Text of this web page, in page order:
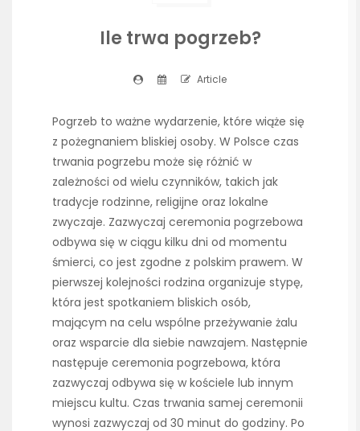
Ile trwa pogrzeb?
Article
Pogrzeb to ważne wydarzenie, które wiąże się
z pożegnaniem bliskiej osoby. W Polsce czas
trwania pogrzebu może się różnić w
zależności od wielu czynników, takich jak
tradycje rodzinne, religijne oraz lokalne
zwyczaje. Zazwyczaj ceremonia pogrzebowa
odbywa się w ciągu kilku dni od momentu
śmierci, co jest zgodne z polskim prawem. W
pierwszej kolejności rodzina organizuje stypę,
która jest spotkaniem bliskich osób,
mającym na celu wspólne przeżywanie żalu
oraz wsparcie dla siebie nawzajem. Następnie
następuje ceremonia pogrzebowa, która
zazwyczaj odbywa się w kościele lub innym
miejscu kultu. Czas trwania samej ceremonii
wynosi zazwyczaj od 30 minut do godziny. Po